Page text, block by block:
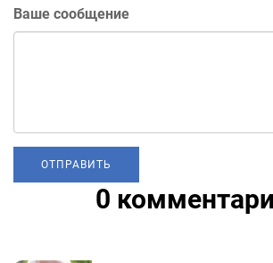
Ваше сообщение
0